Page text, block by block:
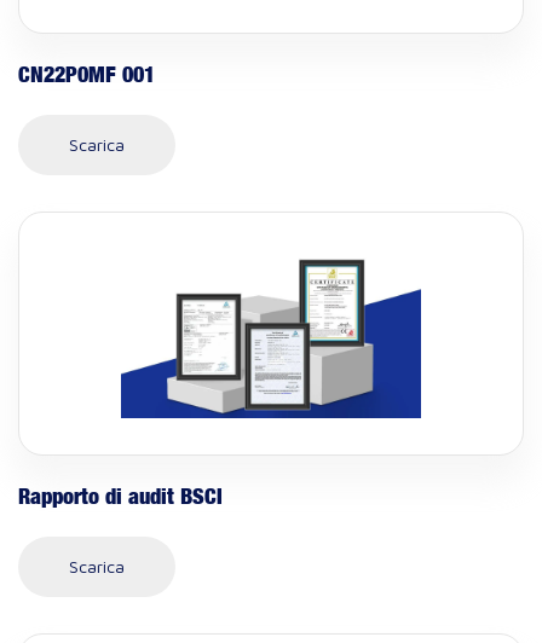
CN22P0MF 001
Scarica
Rapporto di audit BSCI
Scarica